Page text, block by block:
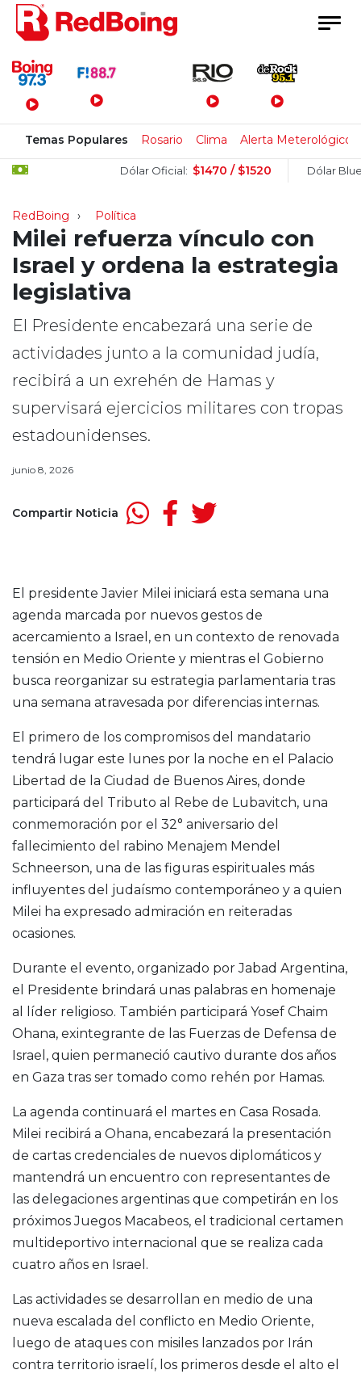
Menú Principal
Temas Populares Rosario Clima Alerta Meterológico
Dólar Oficial: $1470 / $1520 Dólar Blue:
RedBoing Política
Milei refuerza vínculo con
Israel y ordena la estrategia
legislativa
El Presidente encabezará una serie de
actividades junto a la comunidad judía,
recibirá a un exrehén de Hamas y
supervisará ejercicios militares con tropas
estadounidenses.
junio 8, 2026
Compartir Noticia
El presidente Javier Milei iniciará esta semana una
agenda marcada por nuevos gestos de
acercamiento a Israel, en un contexto de renovada
tensión en Medio Oriente y mientras el Gobierno
busca reorganizar su estrategia parlamentaria tras
una semana atravesada por diferencias internas.
El primero de los compromisos del mandatario
tendrá lugar este lunes por la noche en el Palacio
Libertad de la Ciudad de Buenos Aires, donde
participará del Tributo al Rebe de Lubavitch, una
conmemoración por el 32° aniversario del
fallecimiento del rabino Menajem Mendel
Schneerson, una de las figuras espirituales más
influyentes del judaísmo contemporáneo y a quien
Milei ha expresado admiración en reiteradas
ocasiones.
Durante el evento, organizado por Jabad Argentina,
el Presidente brindará unas palabras en homenaje
al líder religioso. También participará Yosef Chaim
Ohana, exintegrante de las Fuerzas de Defensa de
Israel, quien permaneció cautivo durante dos años
en Gaza tras ser tomado como rehén por Hamas.
La agenda continuará el martes en Casa Rosada.
Milei recibirá a Ohana, encabezará la presentación
de cartas credenciales de nuevos diplomáticos y
mantendrá un encuentro con representantes de
las delegaciones argentinas que competirán en los
próximos Juegos Macabeos, el tradicional certamen
multideportivo internacional que se realiza cada
cuatro años en Israel.
Las actividades se desarrollan en medio de una
nueva escalada del conflicto en Medio Oriente,
luego de ataques con misiles lanzados por Irán
contra territorio israelí, los primeros desde el alto el